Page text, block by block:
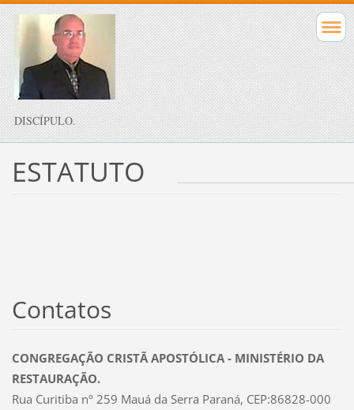
DISCÍPULO.
ESTATUTO
Contatos
CONGREGAÇÃO CRISTÃ APOSTÓLICA - MINISTÉRIO DA
RESTAURAÇÃO.
Rua Curitiba nº 259 Mauá da Serra Paraná, CEP:86828-000